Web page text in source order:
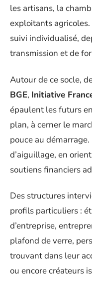
les artisans, la
exploitants
suivi individualisé,
transmission et de
Autour de ce socle,
BGE, Initiative
épaulent les futurs
plan, à cerner le
pouce au démarrage.
d’aiguillage, en
soutiens financiers
Des structures
profils particuliers :
d’entreprise,
plafond de verre,
trouvant dans leur
ou encore créateurs